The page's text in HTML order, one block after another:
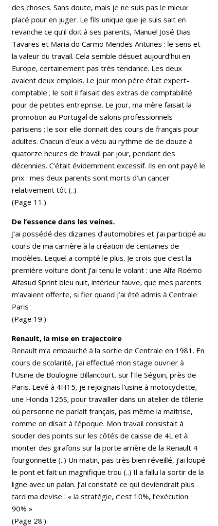
des choses. Sans doute, mais je ne suis pas le mieux
placé pour en juger. Le fils unique que je suis sait en
revanche ce qu’il doit à ses parents, Manuel José Dias
Tavares et Maria do Carmo Mendes Antunes : le sens et
la valeur du travail. Cela semble désuet aujourd’hui en
Europe, certainement pas très tendance. Les deux
avaient deux emplois. Le jour mon père était expert-
comptable ; le soit il faisait des extras de comptabilité
pour de petites entreprise. Le jour, ma mère faisait la
promotion au Portugal de salons professionnels
parisiens ; le soir elle donnait des cours de français pour
adultes. Chacun d’eux a vécu au rythme de de douze à
quatorze heures de travail par jour, pendant des
décennies. C’était évidemment excessif. Ils en ont payé le
prix : mes deux parents sont morts d’un cancer
relativement tôt (..)
(Page 11.)
De l’essence dans les veines.
J’ai possédé des dizaines d’automobiles et j’ai participé au
cours de ma carrière à la création de centaines de
modèles. Lequel a compté le plus. Je crois que c’est la
première voiture dont j’ai tenu le volant : une Alfa Roémo
Alfasud Sprint bleu nuit, intérieur fauve, que mes parents
m’avaient offerte, si fier quand j’ai été admis à Centrale
Paris
(Page 19.)
Renault, la mise en trajectoire
Renault m’a embauché à la sortie de Centrale en 1981. En
cours de scolarité, j’ai effectué mon stage ouvrier à
l’Usine de Boulogne Billancourt, sur l’Ile Séguin, près de
Paris. Levé à 4H15, je rejoignais l’usine à motocyclette,
une Honda 125S, pour travailler dans un atelier de tôlerie
où personne ne parlait français, pas même la maitrise,
comme on disait à l’époque. Mon travail consistait à
souder des points sur les côtés de caisse de 4L et à
monter des girafons sur la porte arrière de la Renault 4
fourgonnette (..) Un matin, pas très bien réveillé, j’ai loupé
le pont et fait un magnifique trou (..) Il a fallu la sortir de la
ligne avec un palan. J’ai constaté ce qui deviendrait plus
tard ma devise : « la stratégie, c’est 10%, l’exécution
90% »
(Page 28.)